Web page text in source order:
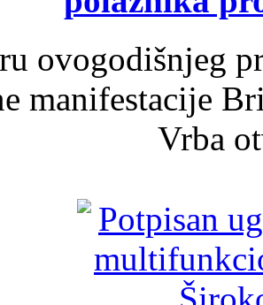
ovogodišnjeg
manifestacije
Vrba